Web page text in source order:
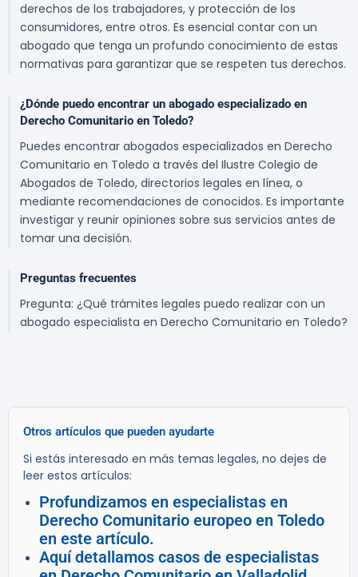
derechos de los trabajadores, y protección de los
consumidores, entre otros. Es esencial contar con un
abogado que tenga un profundo conocimiento de estas
normativas para garantizar que se respeten tus derechos.
¿Dónde puedo encontrar un abogado especializado en
Derecho Comunitario en Toledo?
Puedes encontrar abogados especializados en Derecho
Comunitario en Toledo a través del Ilustre Colegio de
Abogados de Toledo, directorios legales en línea, o
mediante recomendaciones de conocidos. Es importante
investigar y reunir opiniones sobre sus servicios antes de
tomar una decisión.
Preguntas frecuentes
Pregunta: ¿Qué trámites legales puedo realizar con un
abogado especialista en Derecho Comunitario en Toledo?
Otros artículos que pueden ayudarte
Si estás interesado en más temas legales, no dejes de
leer estos artículos:
Profundizamos en especialistas en
Derecho Comunitario europeo en Toledo
en este artículo.
Aquí detallamos casos de especialistas